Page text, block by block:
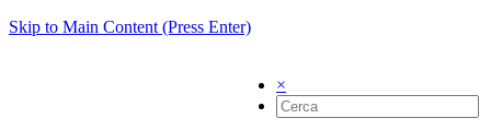
Skip to Main Content (Press Enter)
×